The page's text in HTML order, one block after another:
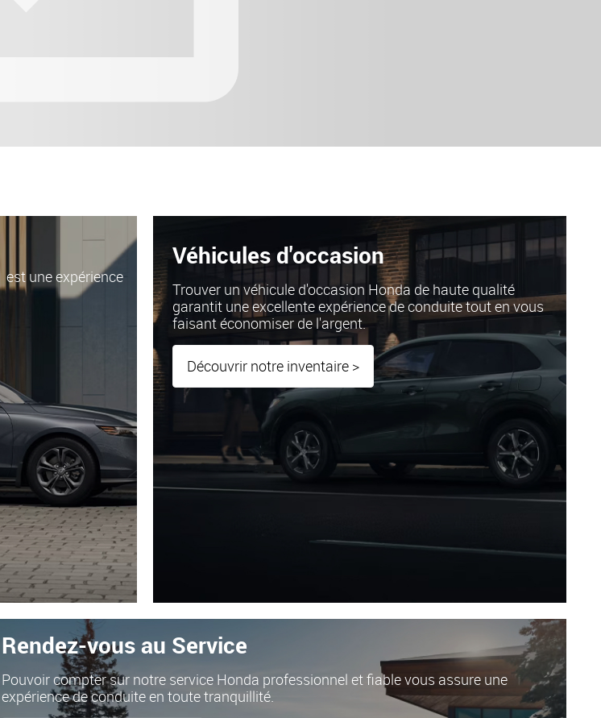
est une expérience
Véhicules d'occasion
Trouver un véhicule d'occasion Honda de haute qualité
garantit une excellente expérience de conduite tout en vous
faisant économiser de l'argent.
Découvrir notre inventaire >
Rendez-vous au Service
Pouvoir compter sur notre service Honda professionnel et fiable vous assure une
expérience de conduite en toute tranquillité.